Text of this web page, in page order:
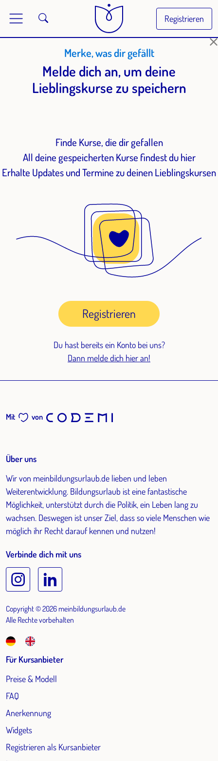
Registrieren
Merke, was dir gefällt
Melde dich an, um deine
Lieblingskurse zu speichern
Finde Kurse, die dir gefallen
All deine gespeicherten Kurse findest du hier
Erhalte Updates und Termine zu deinen Lieblingskursen
Registrieren
Du hast bereits ein Konto bei uns?
Dann melde dich hier an!
Mit von
Über uns
Wir von meinbildungsurlaub.de lieben und leben
Weiterentwicklung. Bildungsurlaub ist eine fantastische
Möglichkeit, unterstützt durch die Politik, ein Leben lang zu
wachsen. Deswegen ist unser Ziel, dass so viele Menschen wie
möglich ihr Recht darauf kennen und nutzen!
Verbinde dich mit uns
Copyright © 2026 meinbildungsurlaub.de
Alle Rechte vorbehalten
Für Kursanbieter
Preise & Modell
FAQ
Anerkennung
Widgets
Registrieren als Kursanbieter